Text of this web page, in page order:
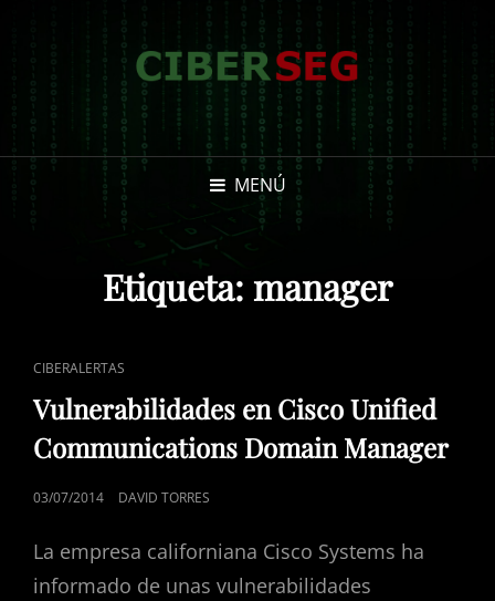
MENÚ
Etiqueta: manager
ENLACES
DE
CATEGORÍAS
CIBERALERTAS
Vulnerabilidades en Cisco Unified
Communications Domain Manager
PUBLICADO
03/07/2014 DAVID TORRES
La empresa californiana Cisco Systems ha
informado de unas vulnerabilidades